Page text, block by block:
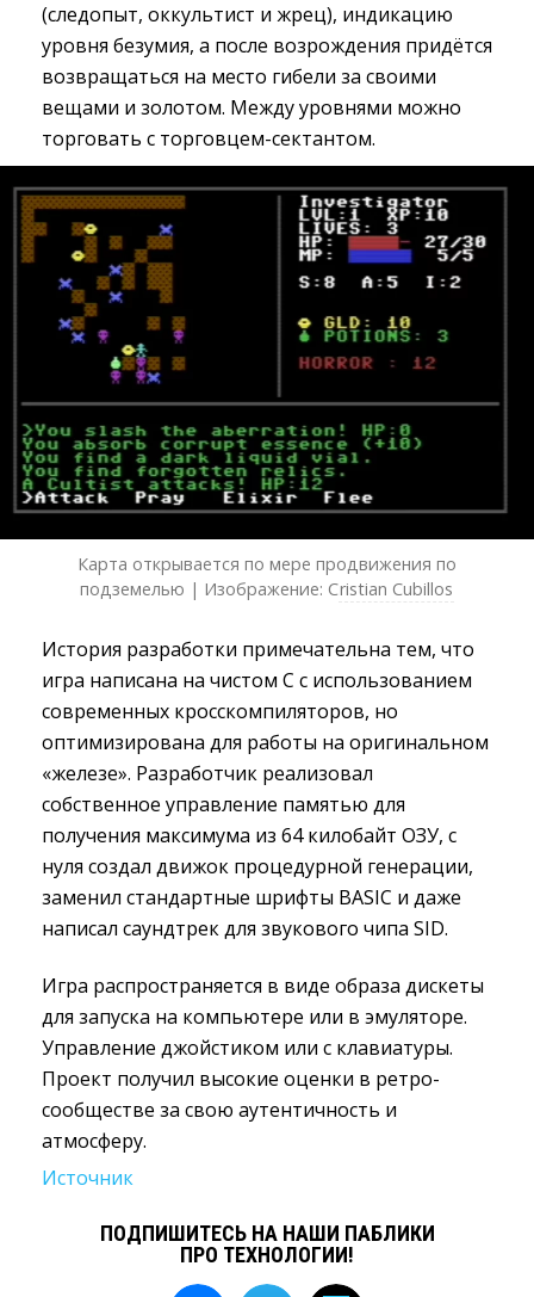
(следопыт, оккультист и жрец), индикацию
уровня безумия, а после возрождения придётся
возвращаться на место гибели за своими
вещами и золотом. Между уровнями можно
торговать с торговцем-сектантом.
Карта открывается по мере продвижения по
подземелью | Изображение: Сristian Сubillos
История разработки примечательна тем, что
игра написана на чистом C с использованием
современных кросскомпиляторов, но
оптимизирована для работы на оригинальном
«железе». Разработчик реализовал
собственное управление памятью для
получения максимума из 64 килобайт ОЗУ, с
нуля создал движок процедурной генерации,
заменил стандартные шрифты BASIC и даже
написал саундтрек для звукового чипа SID.
Игра распространяется в виде образа дискеты
для запуска на компьютере или в эмуляторе.
Управление джойстиком или с клавиатуры.
Проект получил высокие оценки в ретро-
сообществе за свою аутентичность и
атмосферу.
Источник
ПОДПИШИТЕСЬ НА НАШИ ПАБЛИКИ
ПРО ТЕХНОЛОГИИ!